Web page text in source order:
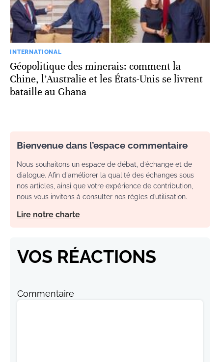
INTERNATIONAL
Géopolitique des minerais: comment la
Chine, l’Australie et les États-Unis se livrent
bataille au Ghana
Bienvenue dans l’espace commentaire
Nous souhaitons un espace de débat, d’échange et de
dialogue. Afin d'améliorer la qualité des échanges sous
nos articles, ainsi que votre expérience de contribution,
nous vous invitons à consulter nos règles d’utilisation.
Lire notre charte
VOS RÉACTIONS
Commentaire